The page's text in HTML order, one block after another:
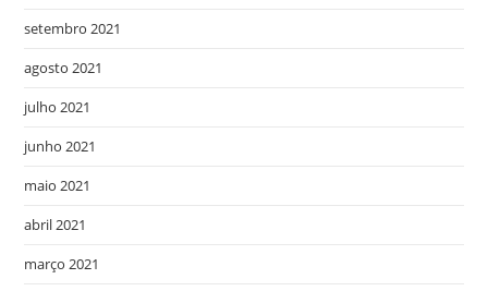
setembro 2021
agosto 2021
julho 2021
junho 2021
maio 2021
abril 2021
março 2021